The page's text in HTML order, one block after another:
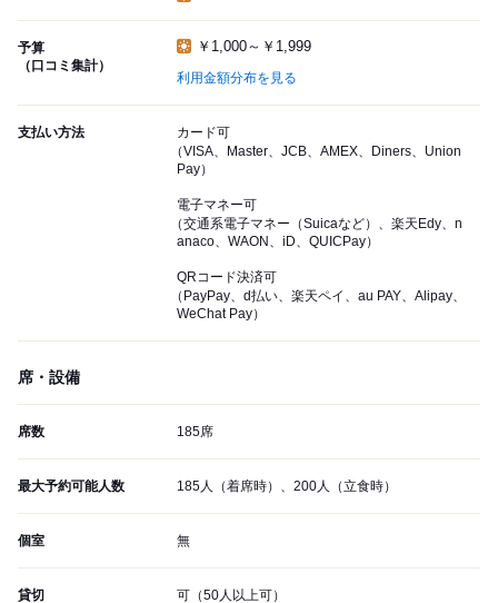
予算
（口コミ集計）
￥1,000～￥1,999
利用金額分布を見る
支払い方法
カード可
（VISA、Master、JCB、AMEX、Diners、Union
Pay）
電子マネー可
（交通系電子マネー（Suicaなど）、楽天Edy、n
anaco、WAON、iD、QUICPay）
QRコード決済可
（PayPay、d払い、楽天ペイ、au PAY、Alipay、
WeChat Pay）
席・設備
席数 185席
最大予約可能人数 185人（着席時）、200人（立食時）
個室 無
貸切 可（50人以上可）